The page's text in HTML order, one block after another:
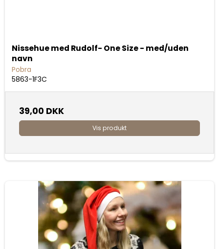
Nissehue med Rudolf- One Size - med/uden
navn
Pobra
5863-1F3C
39,00 DKK
Vis produkt